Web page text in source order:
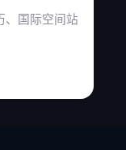
、国际空间站